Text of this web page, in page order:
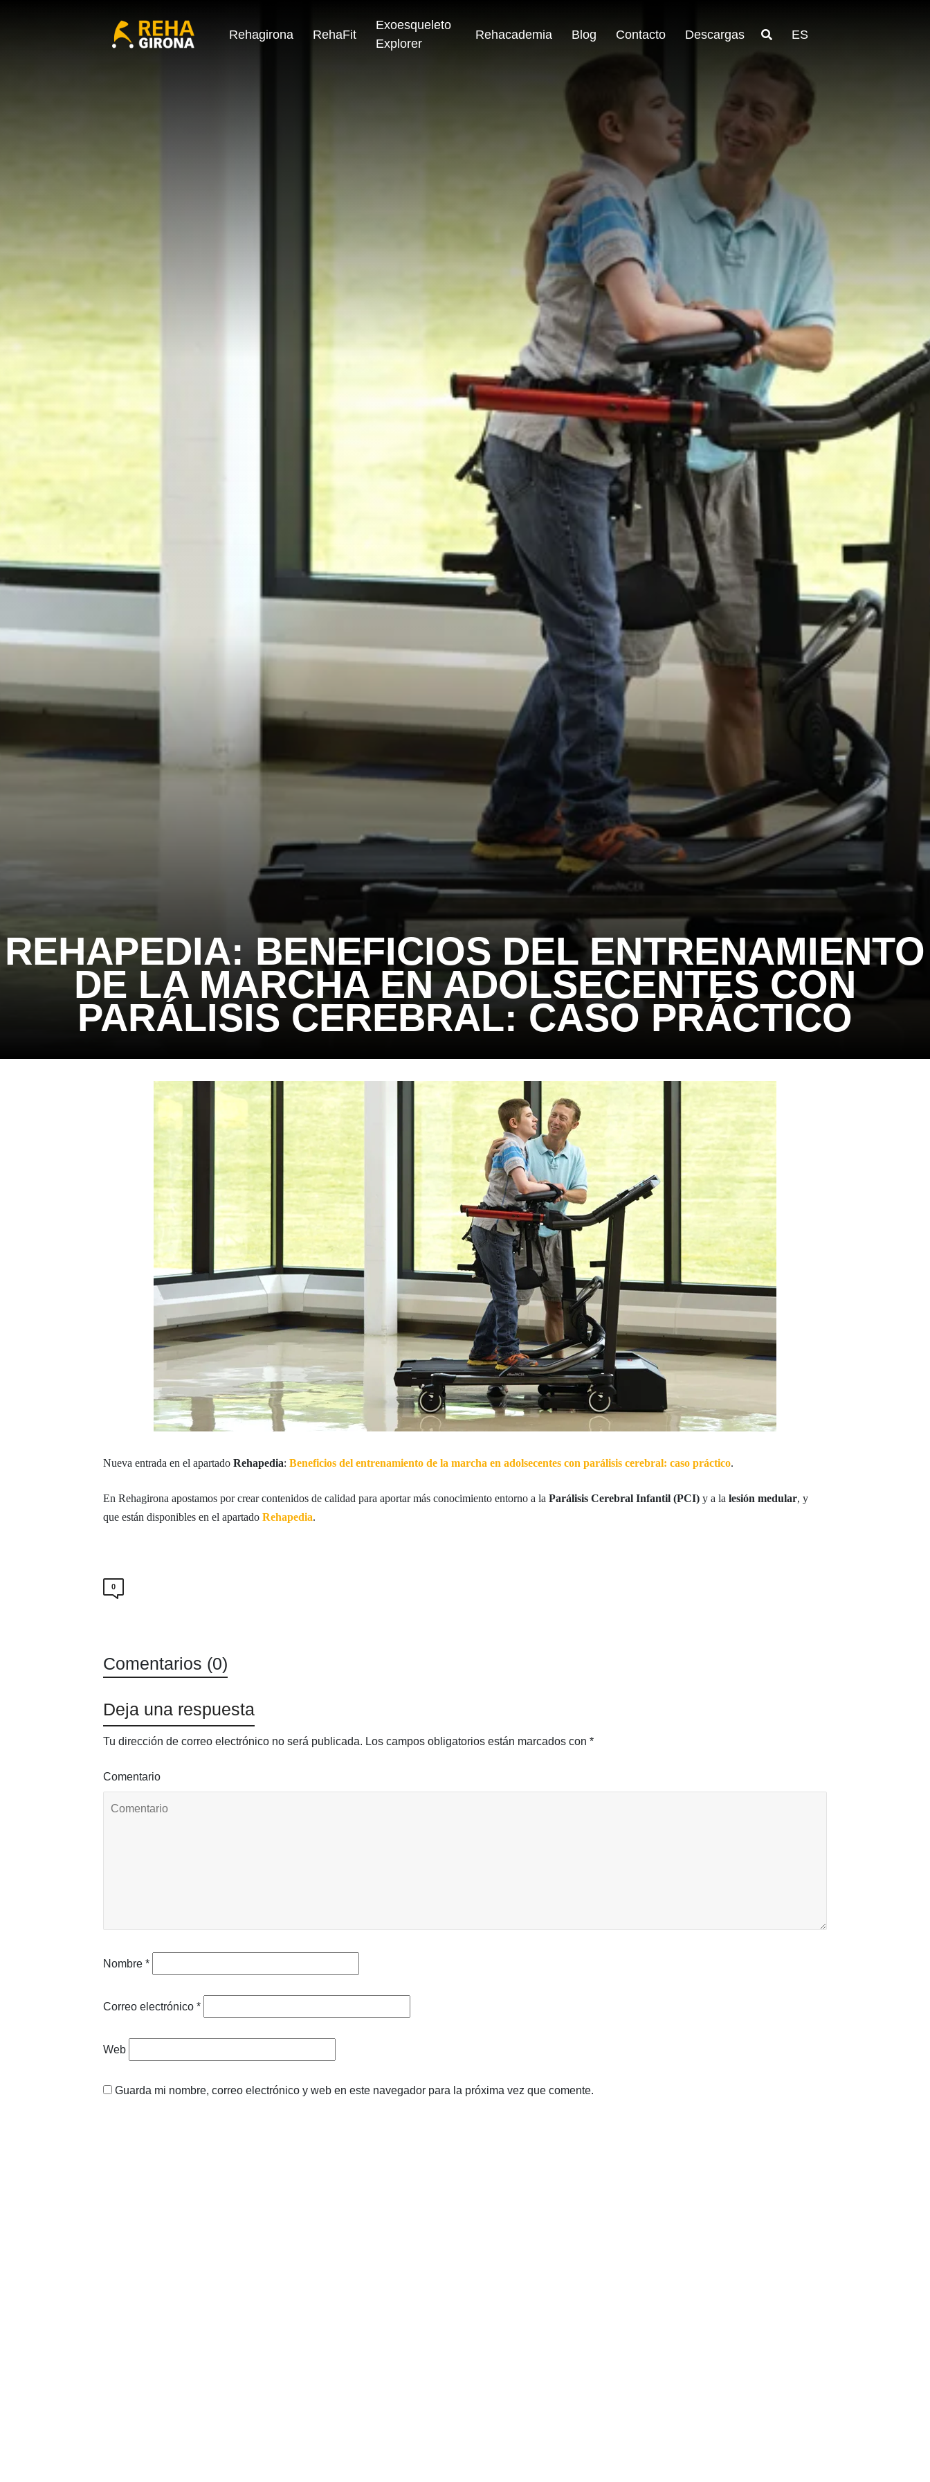
Rehagirona RehaFit
Exoesqueleto
Explorer
Rehacademia Blog Contacto Descargas ES
REHAPEDIA: BENEFICIOS DEL ENTRENAMIENTO
DE LA MARCHA EN ADOLSECENTES CON
PARÁLISIS CEREBRAL: CASO PRÁCTICO
Nueva entrada en el apartadoRehapedia:Beneficios del entrenamiento de la marcha en adolsecentes con parálisis cerebral: caso práctico.
En Rehagirona apostamos por crear contenidos de calidad para aportar más conocimiento entorno a laParálisis Cerebral Infantil (PCI) y a lalesión medular, y
que están disponibles en el apartadoRehapedia.
0
Comentarios (0)
Deja una respuesta
Tu dirección de correo electrónico no será publicada. Los campos obligatorios están marcados con*
Comentario
Nombre*
Correo electrónico*
Web
Guarda mi nombre, correo electrónico y web en este navegador para la próxima vez que comente.